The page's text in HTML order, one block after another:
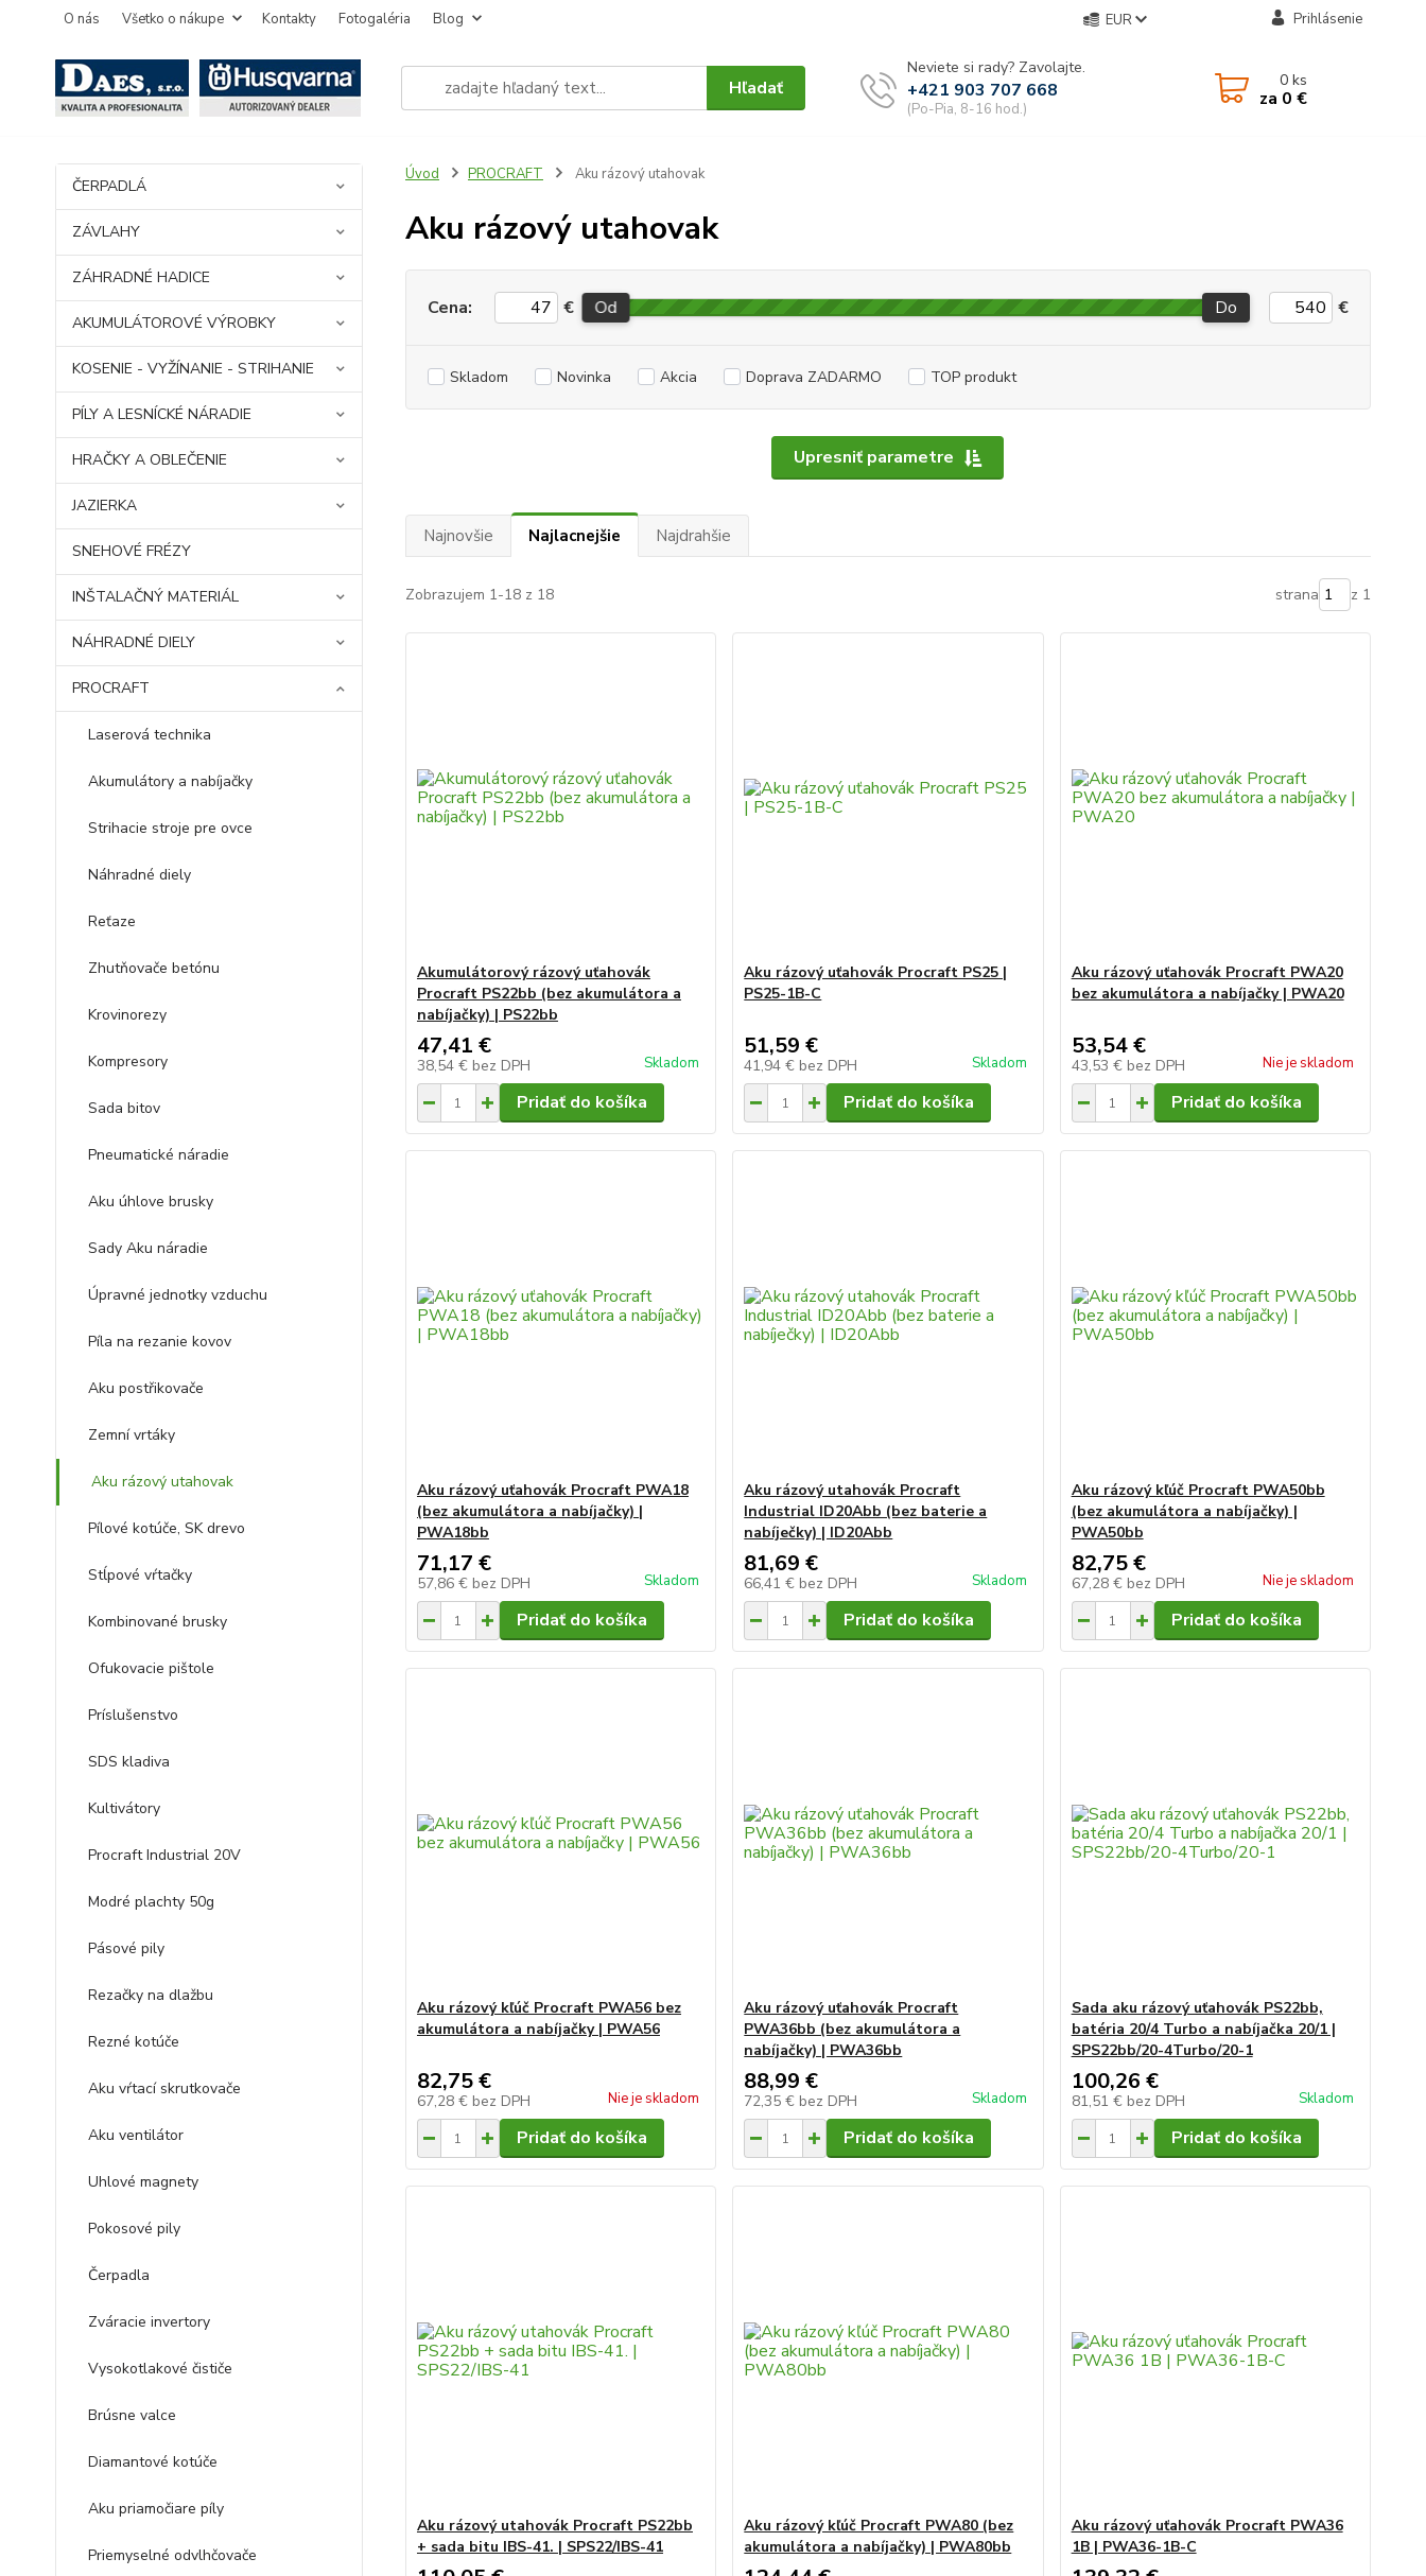
O nás Všetko o nákupe Kontakty Fotogaléria Blog EUR Prihlásenie
Hľadať
Neviete si rady? Zavolajte.
+421 903 707 668
(Po-Pia, 8-16 hod.)
0ks
za 0 €
ČERPADLÁ
ZÁVLAHY
ZÁHRADNÉ HADICE
AKUMULÁTOROVÉ VÝROBKY
KOSENIE - VYŽÍNANIE - STRIHANIE
PÍLY A LESNÍCKÉ NÁRADIE
HRAČKY A OBLEČENIE
JAZIERKA
SNEHOVÉ FRÉZY
INŠTALAČNÝ MATERIÁL
NÁHRADNÉ DIELY
PROCRAFT
Laserová technika
Akumulátory a nabíjačky
Strihacie stroje pre ovce
Náhradné diely
Reťaze
Zhutňovače betónu
Krovinorezy
Kompresory
Sada bitov
Pneumatické náradie
Aku úhlove brusky
Sady Aku náradie
Úpravné jednotky vzduchu
Píla na rezanie kovov
Aku postřikovače
Zemní vrtáky
Aku rázový utahovak
Pílové kotúče, SK drevo
Stĺpové vŕtačky
Kombinované brusky
Ofukovacie pištole
Príslušenstvo
SDS kladiva
Kultivátory
Procraft Industrial 20V
Modré plachty 50g
Pásové pily
Rezačky na dlažbu
Rezné kotúče
Aku vŕtací skrutkovače
Aku ventilátor
Uhlové magnety
Pokosové pily
Čerpadla
Zváracie invertory
Vysokotlakové čističe
Brúsne valce
Diamantové kotúče
Aku priamočiare píly
Priemyselné odvlhčovače
Úvod PROCRAFT Aku rázový utahovak
Aku rázový utahovak
Upresniť parametre
Cena: € Od Do €
Skladom Novinka Akcia Doprava ZADARMO TOP produkt
Najnovšie Najlacnejšie Najdrahšie
Zobrazujem 1-18 z 18 strana z 1
Akumulátorový rázový uťahovák
Procraft PS22bb (bez akumulátora a
nabíjačky) | PS22bb
47,41 €
38,54 € bez DPH Skladom
Pridať do košíka
Aku rázový uťahovák Procraft PS25 |
PS25-1B-C
51,59 €
41,94 € bez DPH Skladom
Pridať do košíka
Aku rázový uťahovák Procraft PWA20
bez akumulátora a nabíjačky | PWA20
53,54 €
43,53 € bez DPH Nie je skladom
Pridať do košíka
Aku rázový uťahovák Procraft PWA18
(bez akumulátora a nabíjačky) |
PWA18bb
71,17 €
57,86 € bez DPH Skladom
Pridať do košíka
Aku rázový utahovák Procraft
Industrial ID20Abb (bez baterie a
nabíječky) | ID20Abb
81,69 €
66,41 € bez DPH Skladom
Pridať do košíka
Aku rázový kľúč Procraft PWA50bb
(bez akumulátora a nabíjačky) |
PWA50bb
82,75 €
67,28 € bez DPH Nie je skladom
Pridať do košíka
Aku rázový kľúč Procraft PWA56 bez
akumulátora a nabíjačky | PWA56
82,75 €
67,28 € bez DPH Nie je skladom
Pridať do košíka
Aku rázový uťahovák Procraft
PWA36bb (bez akumulátora a
nabíjačky) | PWA36bb
88,99 €
72,35 € bez DPH Skladom
Pridať do košíka
Sada aku rázový uťahovák PS22bb,
batéria 20/4 Turbo a nabíjačka 20/1 |
SPS22bb/20-4Turbo/20-1
100,26 €
81,51 € bez DPH Skladom
Pridať do košíka
Aku rázový utahovák Procraft PS22bb
+ sada bitu IBS-41. | SPS22/IBS-41
Aku rázový kľúč Procraft PWA80 (bez
akumulátora a nabíjačky) | PWA80bb
Aku rázový uťahovák Procraft PWA36
1B | PWA36-1B-C